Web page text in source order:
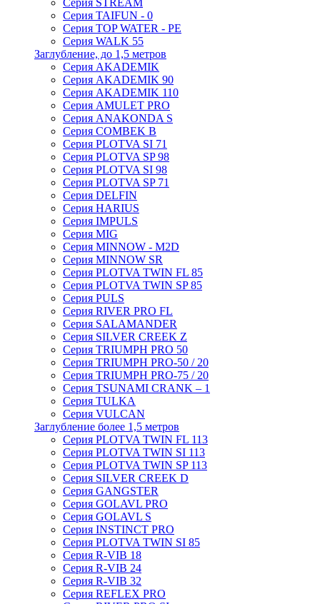
Серия STREAM
Серия TAIFUN - 0
Серия TOP WATER - PE
Серия WALK 55
Заглубление, до 1,5 метров
Серия AKADEMIK
Серия AKADEMIK 90
Серия AKADEMIK 110
Серия AMULET PRO
Серия ANAKONDA S
Серия COMBEK B
Серия PLOTVA SI 71
Серия PLOTVA SP 98
Серия PLOTVA SI 98
Серия PLOTVA SP 71
Серия DELFIN
Серия HARIUS
Серия IMPULS
Серия MIG
Серия MINNOW - M2D
Серия MINNOW SR
Серия PLOTVA TWIN FL 85
Серия PLOTVA TWIN SP 85
Серия PULS
Серия RIVER PRO FL
Серия SALAMANDER
Серия SILVER CREEK Z
Серия TRIUMPH PRO 50
Серия TRIUMPH PRO-50 / 20
Серия TRIUMPH PRO-75 / 20
Серия TSUNAMI CRANK – 1
Серия TULKA
Серия VULCAN
Заглубление более 1,5 метров
Серия PLOTVA TWIN FL 113
Серия PLOTVA TWIN SI 113
Серия PLOTVA TWIN SP 113
Серия SILVER CREEK D
Серия GANGSTER
Серия GOLAVL PRO
Серия GOLAVL S
Серия INSTINCT PRO
Серия PLOTVA TWIN SI 85
Серия R-VIB 18
Серия R-VIB 24
Серия R-VIB 32
Серия REFLEX PRO